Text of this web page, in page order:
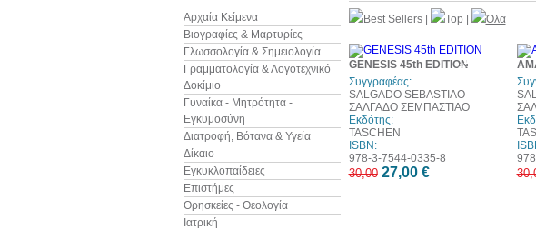
Αρχαία Κείμενα
Βιογραφίες & Μαρτυρίες
Γλωσσολογία & Σημειολογία
Γραμματολογία & Λογοτεχνικό
Δοκίμιο
Γυναίκα - Μητρότητα -
Εγκυμοσύνη
Διατροφή, Βότανα & Υγεία
Δίκαιο
Εγκυκλοπαίδειες
Επιστήμες
Θρησκείες - Θεολογία
Ιατρική
Best Sellers| Top Όλα
10%
έκπτωση
GENESIS 45th EDITION
Συγγραφέας:
SALGADO SEBASTIAO -
ΣΑΛΓΑΔΟ ΣΕΜΠΑΣΤΙΑΟ
Εκδότης:
TASCHEN
ISBN:
978-3-7544-0335-8
30,00 27,00 €